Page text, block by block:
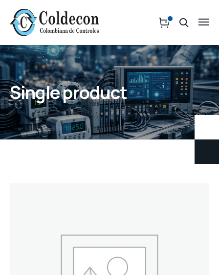
Single product